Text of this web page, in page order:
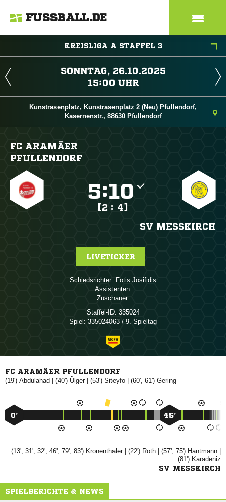
FUSSBALL.DE
KREISLIGA A STAFFEL 3
 
 
Kunstrasenplatz, Kunstrasenplatz 2 (Neu) Pfullendorf,
Kasernenstr., 88630 Pfullendorf
FC ARAMÄER
PFULLENDORF
:
[2 : 4]
SV MESSKIRCH
LIVETICKER
Schiedsrichter:  
Assistenten:
Zuschauer:
Staffel-ID: 335024
Spiel: 335024063 / 9. Spieltag
FC ARAMÄER PFULLENDORF
(19')  | (40') | (53')  | (60', 61') 
0’ 45’
(13', 31', 32', 46', 79', 83') | (22')  | (57', 75') 
(81') 
SV MESSKIRCH
SPIELBERICHTE & NEWS